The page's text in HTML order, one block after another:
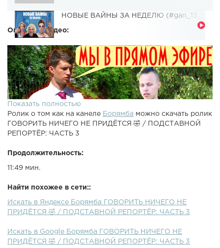
НОВЫЕ ВАЙНЫ ЗА НЕДЕЛЮ (#gan_13_)
Описание видео:
Показать полностью
Ролик о том как на канеле Борямба можно скачать ролик
ГОВОРИТЬ НИЧЕГО НЕ ПРИДЁТСЯ 🤣 / ПОДСТАВНОЙ
РЕПОРТЁР: ЧАСТЬ 3
Продолжительность:
11:49 мин.
Найти похожее в сети::
Искать в Яндексе Борямба ГОВОРИТЬ НИЧЕГО НЕ
ПРИДЁТСЯ 🤣 / ПОДСТАВНОЙ РЕПОРТЁР: ЧАСТЬ 3
Искать в Google Борямба ГОВОРИТЬ НИЧЕГО НЕ
ПРИДЁТСЯ 🤣 / ПОДСТАВНОЙ РЕПОРТЁР: ЧАСТЬ 3